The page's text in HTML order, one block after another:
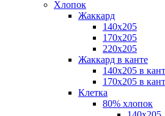
Хлопок
Жаккард
140x205
170х205
220х205
Жаккард в канте
140х205 в
170х205 в
Клетка
80% хлопок